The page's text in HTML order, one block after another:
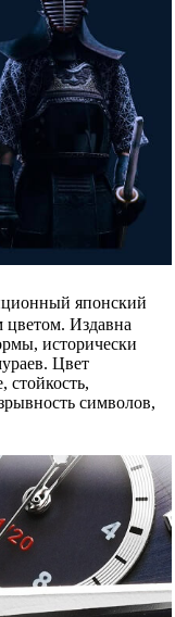
японский
цветом. Издавна
исторически
Цвет
стойкость,
символов,